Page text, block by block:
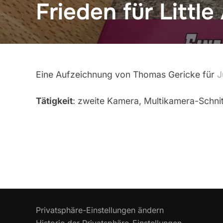
Frieden für Little
Eine Aufzeichnung von Thomas Gericke für
Tätigkeit: zweite Kamera, Multikamera-
Privatsphäre-Einstellungen ändern